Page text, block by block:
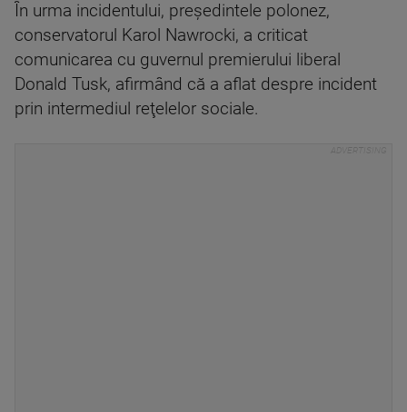
În urma incidentului, preşedintele polonez,
conservatorul Karol Nawrocki, a criticat
comunicarea cu guvernul premierului liberal
Donald Tusk, afirmând că a aflat despre incident
prin intermediul reţelelor sociale.